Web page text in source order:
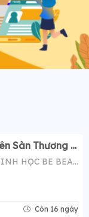
Tuyển Quản Lý Tiếp Thị Bán Hàng Trên Sàn Thương Mại Điện Tử ( Tiktok Shop)- Mức Lương Hấp Dẫn 12-20 Triệu
CÔNG TY TNHH CÔNG NGHỆ SINH HỌC BE BEAUTY
Còn 16 ngày